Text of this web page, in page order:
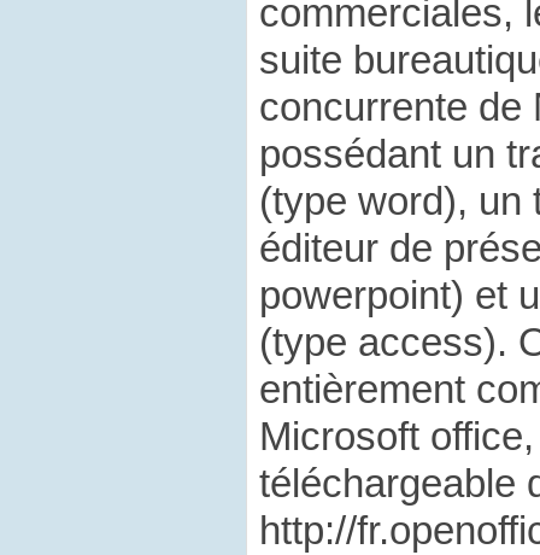
commerciales,
suite
concurrente de
possédant un
(type word), un
éditeur de
powerpoint) et
(type access).
entièrement
Microsoft
téléchargeable
http://